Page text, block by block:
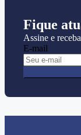
Fique
Assine e
E-mail